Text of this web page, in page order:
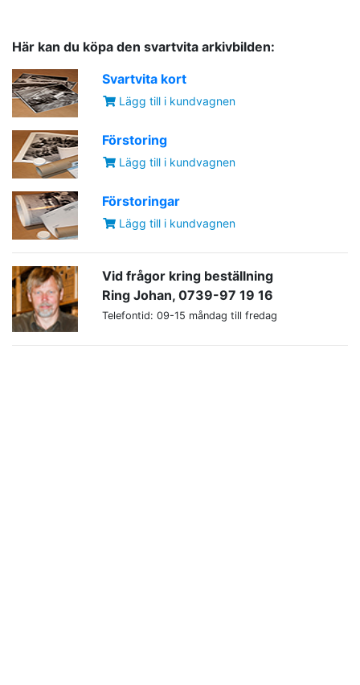
Här kan du köpa den svartvita arkivbilden:
Svartvita kort
Lägg till i kundvagnen
Förstoring
Lägg till i kundvagnen
Förstoringar
Lägg till i kundvagnen
Vid frågor kring beställning
Ring Johan, 0739-97 19 16
Telefontid: 09-15 måndag till fredag